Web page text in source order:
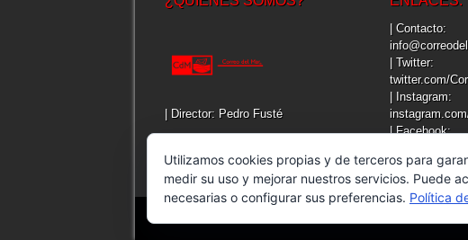
| Director: Pedro Fusté
| Contacto:
| Twitter:
twitter.com/
| Instagram:
| Facebook:
Utilizamos cookies propias y de terceros para
medir su uso y mejorar nuestros servicios. Puede
necesarias o configurar sus preferencias. Política